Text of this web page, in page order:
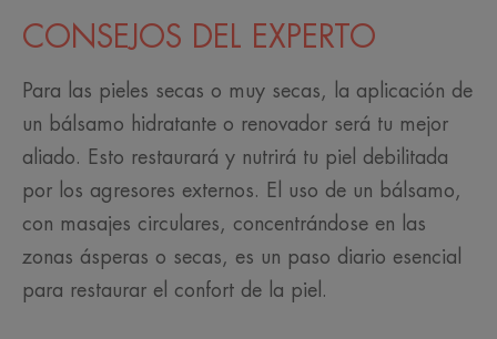
CONSEJOS DEL EXPERTO
Para las pieles secas o muy secas, la aplicación de
un bálsamo hidratante o renovador será tu mejor
aliado. Esto restaurará y nutrirá tu piel debilitada
por los agresores externos. El uso de un bálsamo,
con masajes circulares, concentrándose en las
zonas ásperas o secas, es un paso diario esencial
para restaurar el confort de la piel.